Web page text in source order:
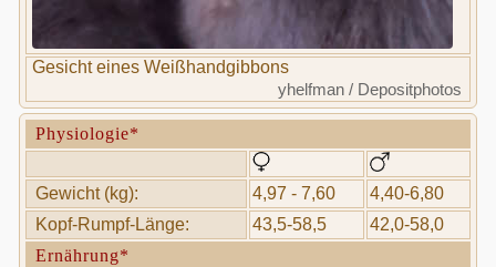
Gesicht eines Weißhandgibbons
yhelfman / Depositphotos
Physiologie*
Gewicht (kg): 4,97 - 7,60
4,40-6,80
Kopf-Rumpf-Länge:
43,5-58,5
42,0-58,0
Ernährung*